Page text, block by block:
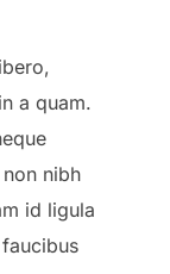
a quam.
nibh
id ligula